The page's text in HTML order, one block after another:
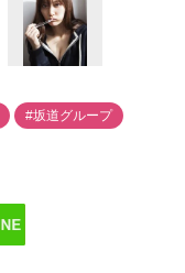
#坂道グループ